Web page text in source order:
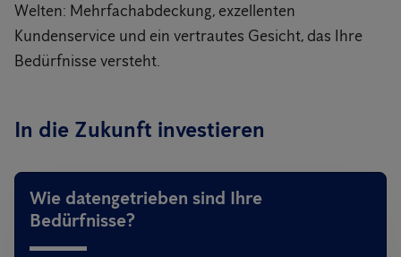
Welten: Mehrfachabdeckung, exzellenten
Kundenservice und ein vertrautes Gesicht, das Ihre
Bedürfnisse versteht.
In die Zukunft investieren
Wie datengetrieben sind Ihre
Bedürfnisse?